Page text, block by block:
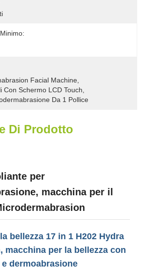
Facial Machine
Con Schermo LCD Touch
Da 1 Pollice
Di Prodotto
per
macchina per il
bellezza 17 in 1 H202 Hydra
macchina per la bellezza con
dermoabrasione